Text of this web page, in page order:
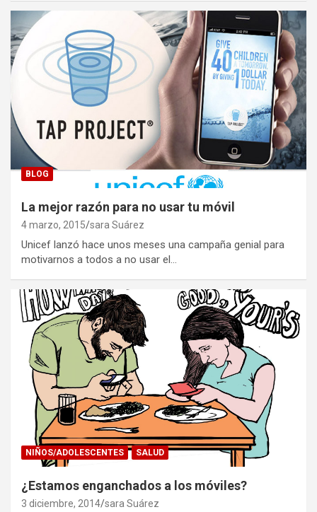
BLOG
La mejor razón para no usar tu móvil
4 marzo, 2015 sara Suárez
Unicef lanzó hace unos meses una campaña genial para
motivarnos a todos a no usar el…
NIÑOS/ADOLESCENTES SALUD
¿Estamos enganchados a los móviles?
3 diciembre, 2014 sara Suárez